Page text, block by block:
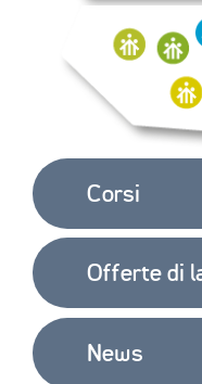
Corsi
Offerte di
News